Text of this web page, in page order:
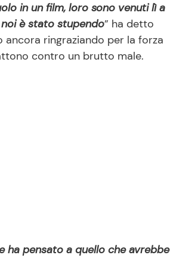
in un film, loro sono venuti lì a
è stato stupendo” ha detto
ancora ringraziando per la forza
contro un brutto male.
ha pensato a quello che avrebbe